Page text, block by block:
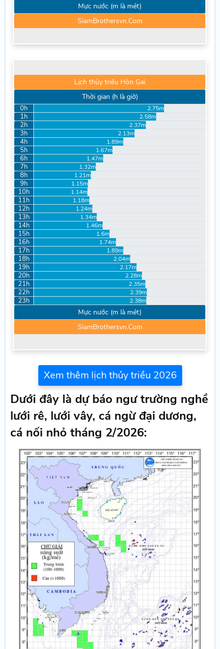
Mực nước (m là mét)
SiamBrothersvn.Com
Lịch thủy triều Hòn Gai
Thời gian (h là giờ)
0h 2.75m
1h 2.58m
2h 2.37m
3h 2.13m
4h 1.89m
5h 1.67m
6h 1.47m
7h 1.32m
8h 1.21m
9h 1.15m
10h 1.14m
11h 1.18m
12h 1.24m
13h 1.34m
14h 1.46m
15h 1.6m
16h 1.74m
17h 1.89m
18h 2.04m
19h 2.17m
20h 2.28m
21h 2.35m
22h 2.39m
23h 2.38m
Mực nước (m là mét)
SiamBrothersvn.Com
Xem thêm lịch thủy triều 2026
Dưới đây là dự báo ngư trường nghề
lưới rê, lưới vây, cá ngừ đại dương,
cá nối nhỏ tháng 2/2026: